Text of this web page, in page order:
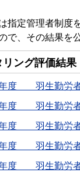
指定管理者制度
で、その結果を
リング評価結果
年度 羽生勤労者
年度 羽生勤労者
年度 羽生勤労者
年度 羽生勤労者
年度 羽生勤労者